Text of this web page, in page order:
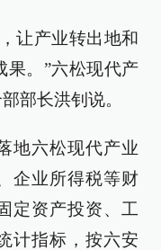
让产业转出地和
果。”六松现代产
部长洪钊说。
地六松现代产业
企业所得税等财
定资产投资、工
计指标，按六安